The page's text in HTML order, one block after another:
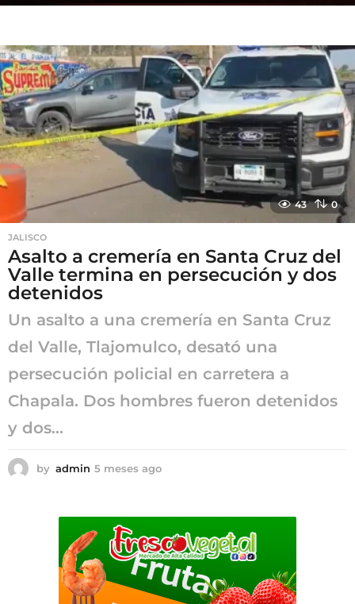
43 0
JALISCO
Asalto a cremería en Santa Cruz del
Valle termina en persecución y dos
detenidos
Un asalto a una cremería en Santa Cruz
del Valle, Tlajomulco, desató una
persecución policial en carretera a
Chapala. Dos hombres fueron detenidos
y dos...
by admin 5 meses ago
s
a
g
o